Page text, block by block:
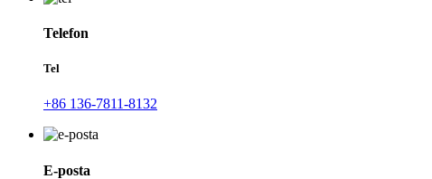
Telefon
Tel
+86 136-7811-8132
E-posta